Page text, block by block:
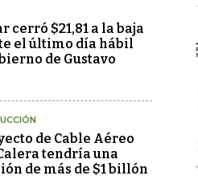
cerró $21,81 a la baja
el último día hábil
de Gustavo
de Cable Aéreo
tendría una
de más de $1 billón